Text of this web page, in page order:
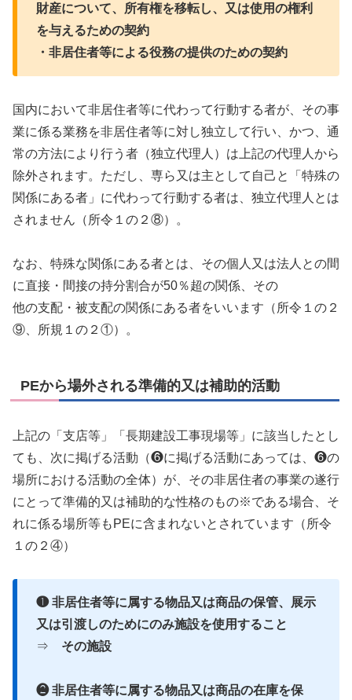
財産について、所有権を移転し、又は使用の権利
を与えるための契約
・非居住者等による役務の提供のための契約
国内において非居住者等に代わって行動する者が、その事
業に係る業務を非居住者等に対し独立して行い、かつ、通
常の方法により行う者（独立代理人）は上記の代理人から
除外されます。ただし、専ら又は主として自己と「特殊の
関係にある者」に代わって行動する者は、独立代理人とは
されません（所令１の２⑧）。
なお、特殊な関係にある者とは、その個人又は法人との間
に直接・間接の持分割合が50％超の関係、その
他の支配・被支配の関係にある者をいいます（所令１の２
⑨、所規１の２①）。
PEから場外される準備的又は補助的活動
上記の「支店等」「長期建設工事現場等」に該当したとし
ても、次に掲げる活動（❻に掲げる活動にあっては、❻の
場所における活動の全体）が、その非居住者の事業の遂行
にとって準備的又は補助的な性格のもの※である場合、そ
れに係る場所等もPEに含まれないとされています（所令
１の２④）
❶ 非居住者等に属する物品又は商品の保管、展示
又は引渡しのためにのみ施設を使用すること
⇒ その施設
❷ 非居住者等に属する物品又は商品の在庫を保